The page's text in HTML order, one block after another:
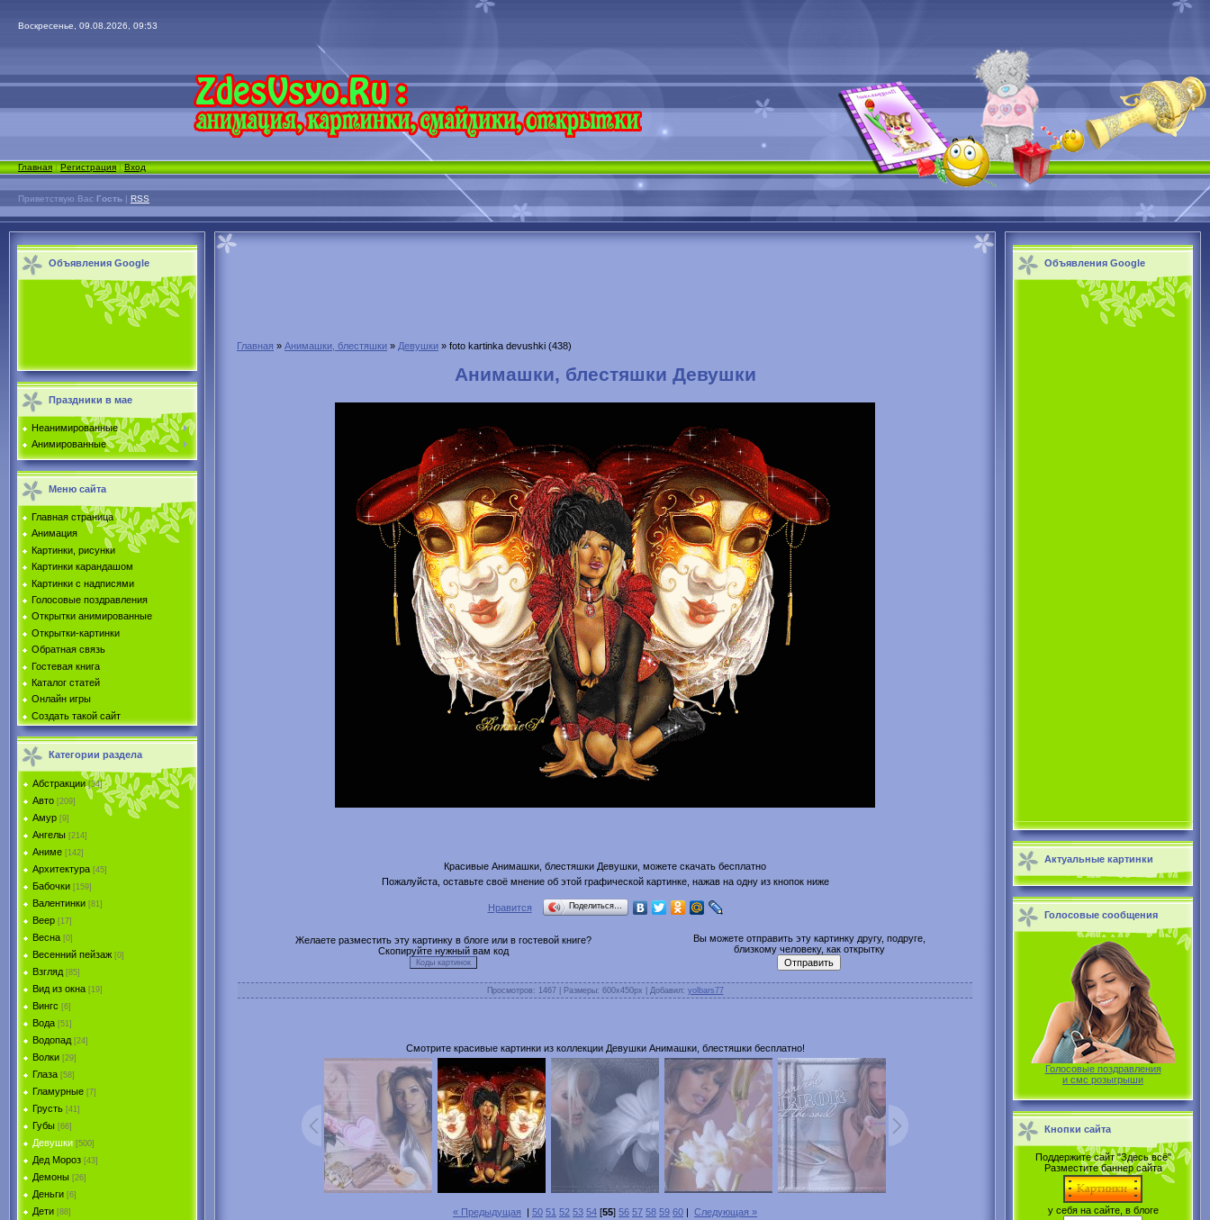
Воскресенье, 09.08.2026, 09:53
Главная|Регистрация|Вход
Приветствую Вас Гость | RSS
Объявления Google
Праздники в мае
Неанимированные
Анимированные
Меню сайта
Главная страница
Анимация
Картинки, рисунки
Картинки карандашом
Картинки с надписями
Голосовые поздравления
Открытки анимированные
Открытки-картинки
Обратная связь
Гостевая книга
Каталог статей
Онлайн игры
Создать такой сайт
Категории раздела
Абстракции [34]
Авто [209]
Амур [9]
Ангелы [214]
Аниме [142]
Архитектура [45]
Бабочки [159]
Валентинки [81]
Веер [17]
Весна [0]
Весенний пейзаж [0]
Взгляд [85]
Вид из окна [19]
Вингс [6]
Вода [51]
Водопад [24]
Волки [29]
Глаза [58]
Гламурные [7]
Грусть [41]
Губы [66]
Девушки [500]
Дед Мороз [43]
Демоны [26]
Деньги [6]
Дети [88]
Главная » Анимашки, блестяшки » Девушки » foto kartinka devushki (438)
Анимашки, блестяшки Девушки
Красивые Анимашки, блестяшки Девушки, можете скачать бесплатно
Пожалуйста, оставьте своё мнение об этой графической картинке, нажав на одну из кнопок ниже
Нравится Поделиться…
Желаете разместить эту картинку в блоге или в гостевой книге?
Скопируйте нужный вам код
Вы можете отправить эту картинку другу, подруге,
близкому человеку, как открытку
Просмотров: 1467 | Размеры: 600x450px | Добавил: yolbars77
Смотрите красивые картинки из коллекции Девушки Анимашки, блестяшки бесплатно!
« Предыдущая | 50 51 52 53 54 [55] 56 57 58 59 60 | Следующая »
Объявления Google
Актуальные картинки
Голосовые сообщения
Голосовые поздравления
и смс розыгрыши
Кнопки сайта
Поддержите сайт "Здесь всё"
Разместите баннер сайта
у себя на сайте, в блоге